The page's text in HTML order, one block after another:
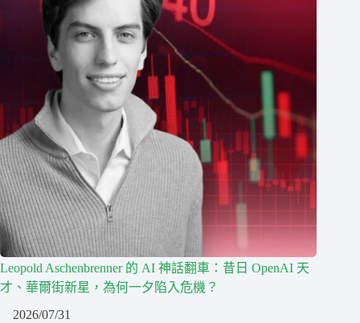
Leopold Aschenbrenner 的 AI 神話翻車：昔日 OpenAI 天
才、華爾街新星，為何一夕陷入危機？
2026/07/31